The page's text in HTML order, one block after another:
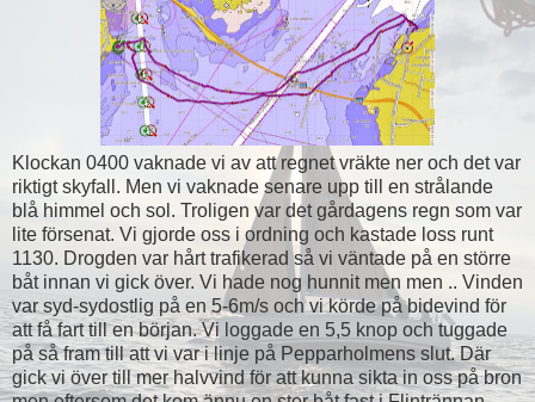
Klockan 0400 vaknade vi av att regnet vräkte ner och det var
riktigt skyfall. Men vi vaknade senare upp till en strålande
blå himmel och sol. Troligen var det gårdagens regn som var
lite försenat. Vi gjorde oss i ordning och kastade loss runt
1130. Drogden var hårt trafikerad så vi väntade på en större
båt innan vi gick över. Vi hade nog hunnit men men .. Vinden
var syd-sydostlig på en 5-6m/s och vi körde på bidevind för
att få fart till en början. Vi loggade en 5,5 knop och tuggade
på så fram till att vi var i linje på Pepparholmens slut. Där
gick vi över till mer halvvind för att kunna sikta in oss på bron